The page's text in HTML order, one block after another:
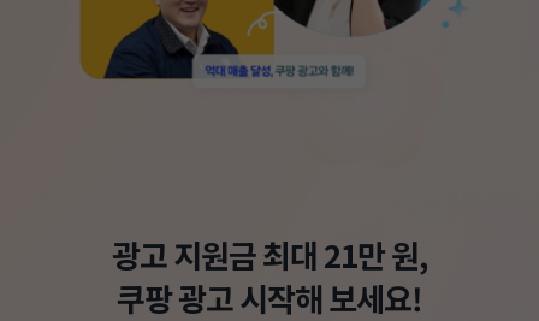
광고 지원금 최대 21만 원,
쿠팡 광고 시작해 보세요!